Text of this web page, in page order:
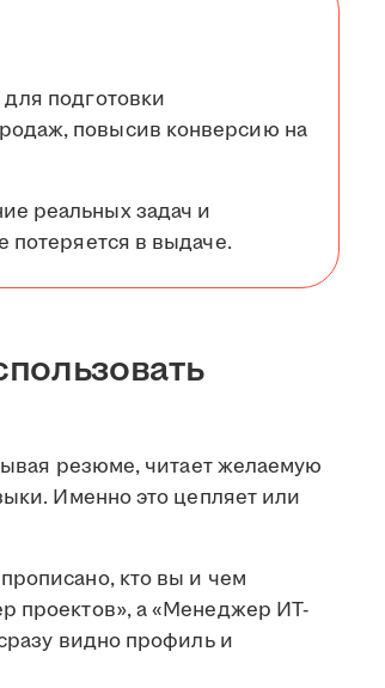
подготовки
повысив конверсию на
реальных задач и
потеряется в выдаче.
резюме, читает желаемую
Именно это цепляет или
кто вы и чем
проектов», а «Менеджер ИТ-
видно профиль и